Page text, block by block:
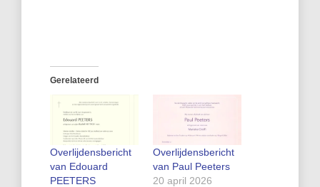
Gerelateerd
Overlijdensbericht
van Edouard
PEETERS
Overlijdensbericht
van Paul Peeters
20 april 2026